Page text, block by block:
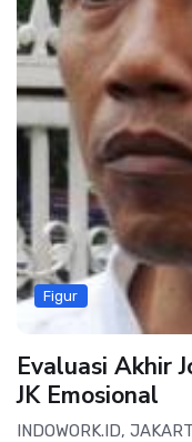
Figur
Evaluasi Akhir
JK Emosional
INDOWORK.ID,